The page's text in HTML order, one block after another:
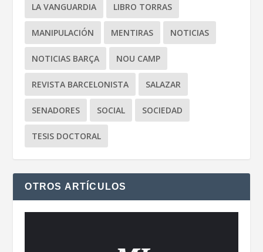
LA VANGUARDIA LIBRO TORRAS
MANIPULACIÓN MENTIRAS NOTICIAS
NOTICIAS BARÇA NOU CAMP
REVISTA BARCELONISTA SALAZAR
SENADORES SOCIAL SOCIEDAD
TESIS DOCTORAL
OTROS ARTÍCULOS